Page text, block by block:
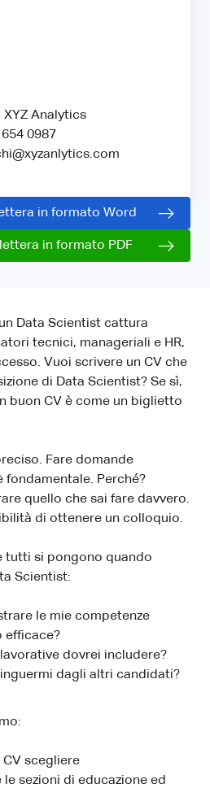
Analytics
0987
in formato Word
in formato PDF
Data Scientist cattura
tecnici, manageriali e HR,
Vuoi scrivere un CV che
di Data Scientist? Se sì,
buon CV è come un biglietto
Fare domande
fondamentale. Perché?
quello che sai fare davvero.
di ottenere un colloquio.
tutti si pongono quando
Scientist:
le mie competenze
efficace?
dovrei includere?
dagli altri candidati?
scegliere
sezioni di educazione ed